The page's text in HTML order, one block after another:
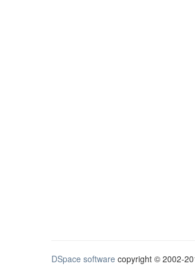
DSpace software copyright © 2002-